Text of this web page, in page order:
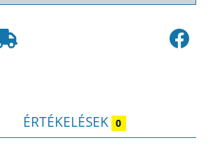
ÉRTÉKELÉSEK 0